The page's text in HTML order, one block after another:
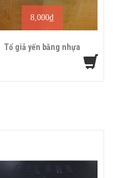
8,000₫
Tổ giả yến bằng nhựa